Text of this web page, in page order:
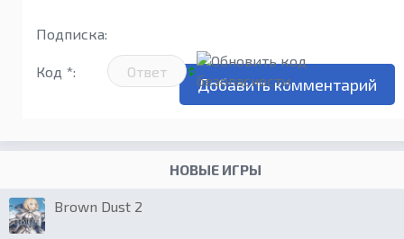
Подписка:
Код *:
НОВЫЕ ИГРЫ
Brown Dust 2